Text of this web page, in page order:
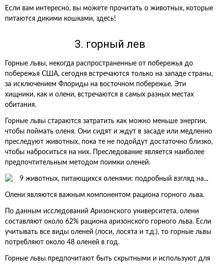
Если вам интересно, вы можете прочитать о животных, которые
питаются дикими кошками, здесь!
3. горный лев
Горные львы, некогда распространенные от побережья до
побережья США, сегодня встречаются только на западе страны,
за исключением Флориды на восточном побережье. Эти
хищники, как и олени, встречаются в самых разных местах
обитания.
Горные львы стараются затратить как можно меньше энергии,
чтобы поймать оленя. Они сидят и ждут в засаде или медленно
преследуют животных, пока те не подойдут достаточно близко,
чтобы наброситься на них. Преследование является наиболее
предпочтительным методом поимки оленей.
Олени являются важным компонентом рациона горного льва.
По данным исследований Аризонского университета, олени
составляют около 62% рациона аризонского горного льва. Если
учитывать все виды оленей (лоси, лосята и т.д.), то горные львы
потребляют около 48 оленей в год.
Горные львы предпочитают быть скрытными и используют для